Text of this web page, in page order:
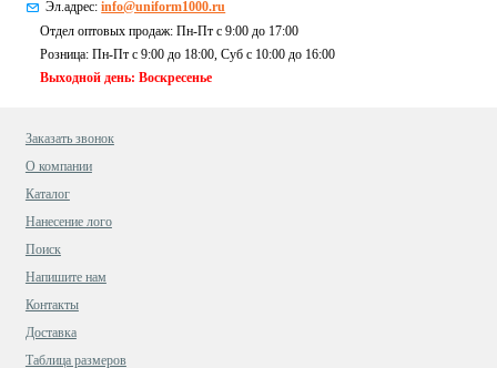
Эл.адрес:info@uniform1000.ru
Отдел оптовых продаж: Пн-Пт с 9:00 до 17:00
Розница: Пн-Пт с 9:00 до 18:00, Суб c 10:00 до 16:00
Выходной день: Воскресенье
Заказать звонок
О компании
Каталог
Нанесение лого
Поиск
Напишите нам
Контакты
Доставка
Таблица размеров